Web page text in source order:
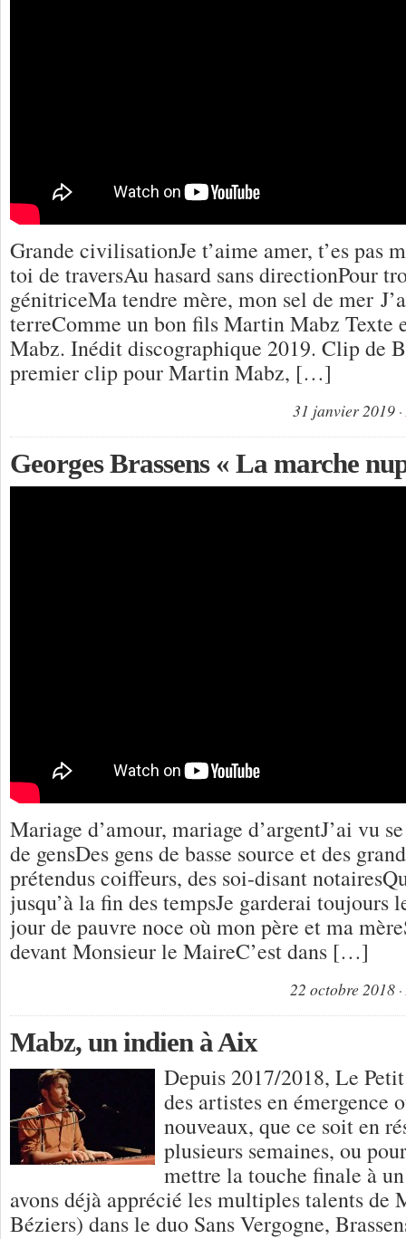
Grande civilisationJe t’aime amer, t’es pas
toi de traversAu hasard sans directionPour
génitriceMa tendre mère, mon sel de mer
terreComme un bon fils Martin Mabz Texte
Mabz. Inédit discographique 2019. Clip de
premier clip pour Martin Mabz, […]
31 janvier 2019
Georges Brassens « La marche
Mariage d’amour, mariage d’argentJ’ai vu
de gensDes gens de basse source et des
prétendus coiffeurs, des soi-disant
jusqu’à la fin des tempsJe garderai toujours
jour de pauvre noce où mon père et ma
devant Monsieur le MaireC’est dans […]
22 octobre 2018
Mabz, un indien à Aix
Depuis 2017/2018, Le
des artistes en émergence
nouveaux, que ce soit en
plusieurs semaines, ou
mettre la touche finale à
avons déjà apprécié les multiples talents de
Béziers) dans le duo Sans Vergogne,